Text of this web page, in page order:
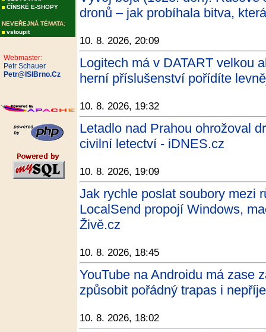
ČÍNSKÉ E-SHOPY
NEVEŘEJNÁ TÉMATA:
vstoupit
Webmaster:
Petr Schauer
Petr@ISIBrno.Cz
dronů – jak probíhala bitva,
10. 8. 2026, 20:09
Logitech má v DATART velkou
herní příslušenství pořídíte
10. 8. 2026, 19:32
Letadlo nad Prahou ohrožoval
civilní letectví - iDNES.cz
10. 8. 2026, 19:09
Jak rychle poslat soubory mezi
LocalSend propojí Windows,
Živě.cz
10. 8. 2026, 18:45
YouTube na Androidu má zase
způsobit pořádný trapas i
10. 8. 2026, 18:02